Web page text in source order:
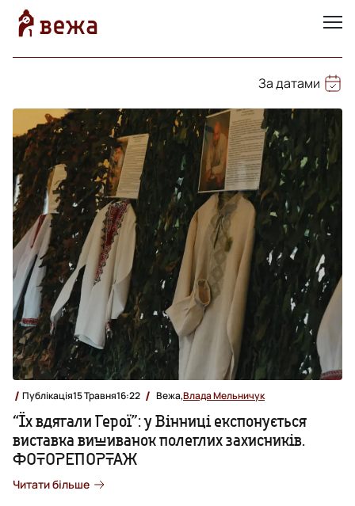
За датами
Публікація15 Травня16:22 Вежа,Влада Мельничук
“Їх вдягали Герої”: у Вінниці експонується
виставка вишиванок полеглих захисників.
ФОТОРЕПОРТАЖ
Читати більше